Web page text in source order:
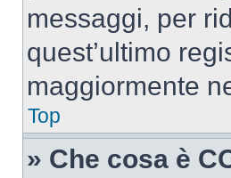
messaggi, per
quest’ultimo
maggiormente
Top
» Che cosa è